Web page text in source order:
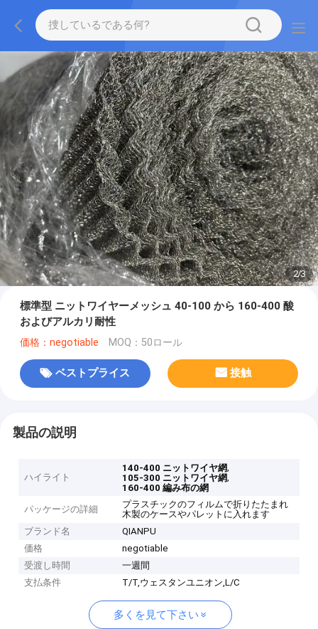
2/3
標準型 ニットワイヤーメッシュ 40-100 から 160-400 酸
およびアルカリ耐性
価格：negotiable MOQ：50ロール
ベストプライス 接触
製品の説明
ハイライト
140-400 ニットワイヤ網,
105-300 ニットワイヤ網,
160-400 編み布の網
パッケージの詳細
プラスチックのフィルムで折りたたまれ
木製のケースやパレットに入れます
ブランド名
QIANPU
価格
negotiable
受渡し時間
一週間
支払条件
T/T,ウェスタンユニオン,L/C
多くを見て下さい